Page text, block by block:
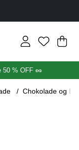
.
50 % OFF 🥜
Chokolade og
1